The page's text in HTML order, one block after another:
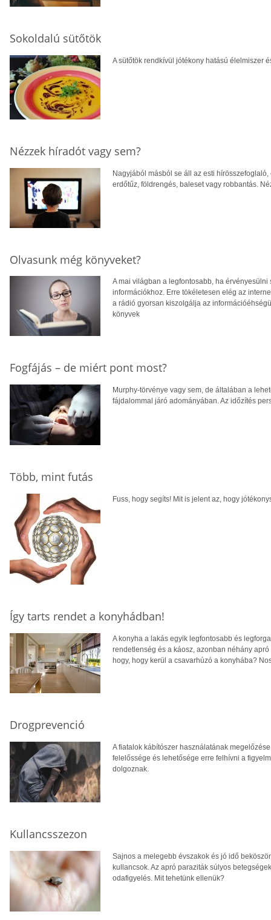
Sokoldalú sütőtök
A sütőtök rendkívül jótékony hatású élelmiszer
Nézzek híradót vagy sem?
Nagyjából másból se áll az esti
erdőtűz, földrengés, baleset vagy robbantás.
Olvasunk még könyveket?
A mai világban a legfontosabb, ha
információkhoz. Erre tökéletesen elég az
a rádió gyorsan kiszolgálja az
könyvek
Fogfájás – de miért pont most?
Murphy-törvénye vagy sem, de általában a
fájdalommal járó adományában. Az időzítés
Több, mint futás
Fuss, hogy segíts! Mit is jelent az, hogy
Így tarts rendet a konyhádban!
A konyha a lakás egyik legfontosabb és
rendetlenség és a káosz, azonban néhány
hogy, hogy kerül a csavarhúzó a konyhába?
Drogprevenció
A fiatalok kábítószer használatának
felelőssége és lehetősége erre felhívni a
dolgoznak.
Kullancsszezon
Sajnos a melegebb évszakok és jó idő
kullancsok. Az apró paraziták súlyos
odafigyelés. Mit tehetünk ellenük?